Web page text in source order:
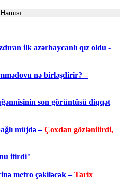
Hamısı
ilk azərbaycanlı qız oldu -
nə birləşdirir?–
son görüntüsü diqqət
müjdə –Çoxdan gözlənilirdi,
itirdi"
metro çəkiləcək –Tarix